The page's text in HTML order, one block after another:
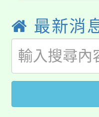
局官網
8月14
開!
115年
田徑場
桃園市
視費優
大園自
最新消